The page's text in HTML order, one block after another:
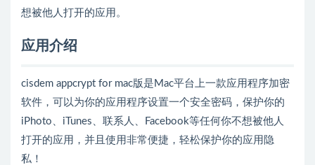
想被他人打开的应用。
应用介绍
cisdem appcrypt for mac版是Mac平台上一款应用程序加密
软件，可以为你的应用程序设置一个安全密码，保护你的
iPhoto、iTunes、联系人、Facebook等任何你不想被他人
打开的应用，并且使用非常便捷，轻松保护你的应用隐
私！